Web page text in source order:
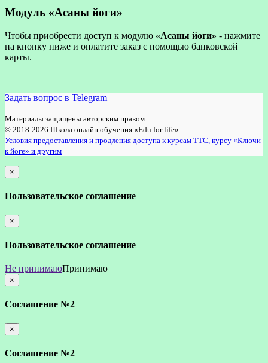
Модуль «Асаны йоги»
Чтобы приобрести доступ к модулю «Асаны йоги» - нажмите
на кнопку ниже и оплатите заказ с помощью банковской
карты.
Задать вопрос в Telegram
Материалы защищены авторским правом.
© 2018-2026 Школа онлайн обучения «Edu for life»
Условия предоставления и продления доступа к курсам ТТС, курсу «Ключи
к йоге» и другим
×
закрыть
Пользовательское соглашение
×
закрыть
Пользовательское соглашение
Не принимаюПринимаю
×
закрыть
Соглашение №2
×
закрыть
Соглашение №2